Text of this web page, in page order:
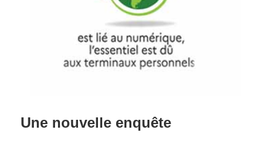
Une nouvelle enquête